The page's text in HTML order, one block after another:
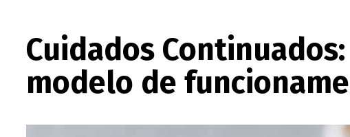
Cuidados
modelo de